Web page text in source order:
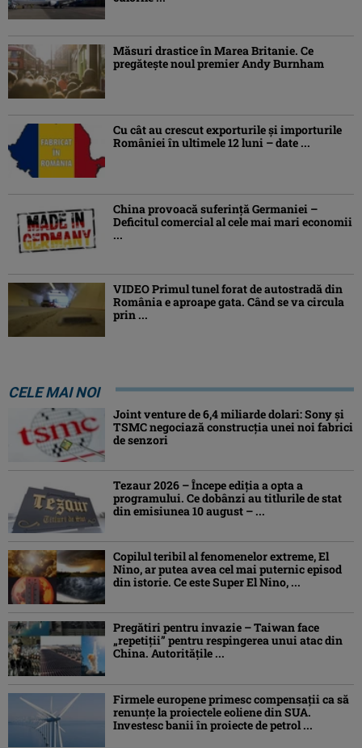
Măsuri drastice în Marea Britanie. Ce
pregăteşte noul premier Andy Burnham
Cu cât au crescut exporturile şi importurile
României în ultimele 12 luni – date ...
China provoacă suferinţă Germaniei –
Deficitul comercial al cele mai mari economii
...
VIDEO Primul tunel forat de autostradă din
România e aproape gata. Când se va circula
prin ...
CELE MAI NOI
Joint venture de 6,4 miliarde dolari: Sony și
TSMC negociază construcția unei noi fabrici
de senzori
Tezaur 2026 – Începe ediţia a opta a
programului. Ce dobânzi au titlurile de stat
din emisiunea 10 august – ...
Copilul teribil al fenomenelor extreme, El
Nino, ar putea avea cel mai puternic episod
din istorie. Ce este Super El Nino, ...
Pregătiri pentru invazie – Taiwan face
„repetiţii” pentru respingerea unui atac din
China. Autoritățile ...
Firmele europene primesc compensații ca să
renunțe la proiectele eoliene din SUA.
Investesc banii în proiecte de petrol ...